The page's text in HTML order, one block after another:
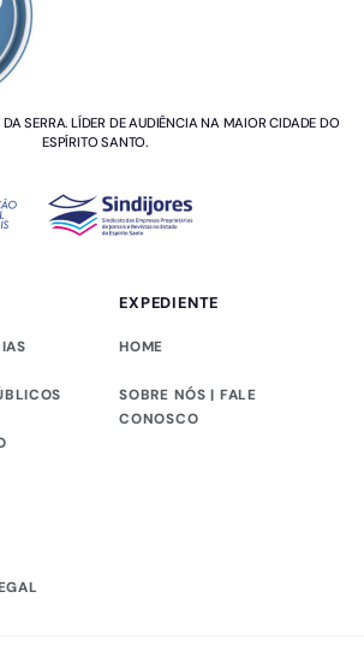
SERRA. LÍDER DE AUDIÊNCIA NA MAIOR CIDADE DO
ESPÍRITO SANTO.
EXPEDIENTE
HOME
SOBRE NÓS | FALE
CONOSCO